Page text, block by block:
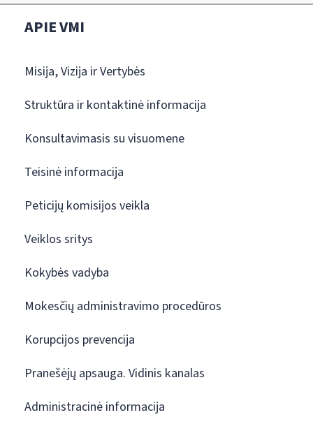
APIE VMI
Misija, Vizija ir Vertybės
Struktūra ir kontaktinė informacija
Konsultavimasis su visuomene
Teisinė informacija
Peticijų komisijos veikla
Veiklos sritys
Kokybės vadyba
Mokesčių administravimo procedūros
Korupcijos prevencija
Pranešėjų apsauga. Vidinis kanalas
Administracinė informacija